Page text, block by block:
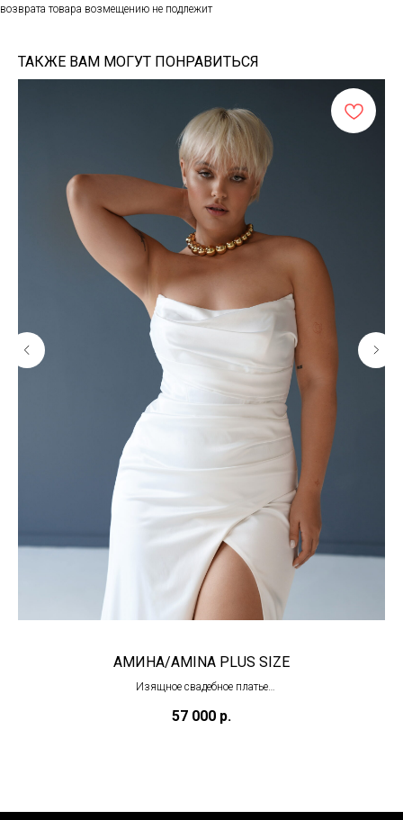
возврата товара возмещению не подлежит
ТАКЖЕ ВАМ МОГУТ ПОНРАВИТЬСЯ
АМИНА/AMINA PLUS SIZE
Изящное свадебное платье
57 000 р.